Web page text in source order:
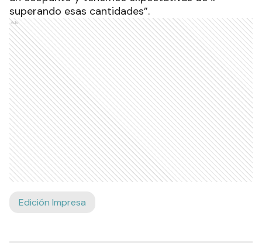
superando esas cantidades”.
Ads
Edición Impresa